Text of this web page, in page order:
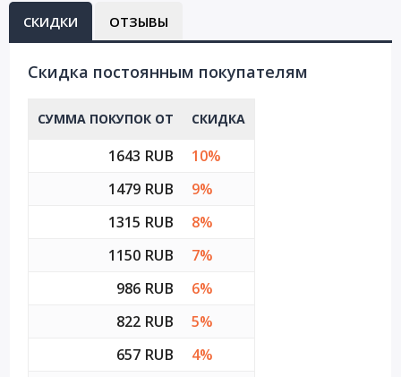
СКИДКИ ОТЗЫВЫ
Cкидка постоянным покупателям
СУММА ПОКУПОК ОТ СКИДКА
1643 RUB
10%
1479 RUB
9%
1315 RUB
8%
1150 RUB
7%
986 RUB
6%
822 RUB
5%
657 RUB
4%